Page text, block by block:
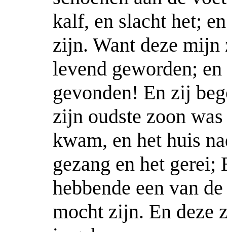
kalf, en slacht het;
zijn. Want deze mijn
levend geworden;
gevonden! En zij
zijn oudste zoon
kwam, en het huis
gezang en het gerei;
hebbende een van
mocht zijn. En deze